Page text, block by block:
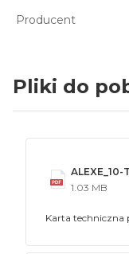
Producent
Pliki do
ALEXE_10-
1.03 MB
Karta techniczna